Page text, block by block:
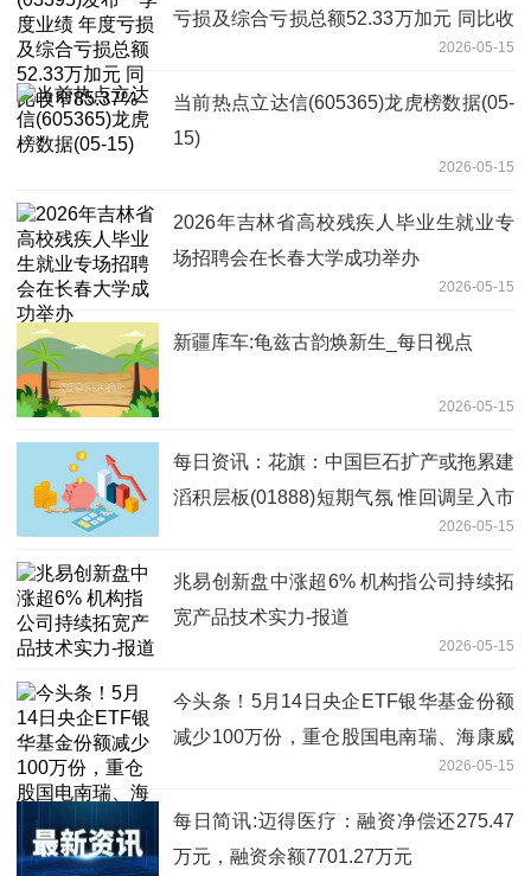
亏损及综合亏损总额52.33万加元 同比收
2026-05-15
当前热点立达信(605365)龙虎榜数据(05-
15)
2026-05-15
2026年吉林省高校残疾人毕业生就业专
场招聘会在长春大学成功举办
2026-05-15
新疆库车:龟兹古韵焕新生_每日视点
2026-05-15
每日资讯：花旗：中国巨石扩产或拖累建
滔积层板(01888)短期气氛 惟回调呈入市
2026-05-15
兆易创新盘中涨超6% 机构指公司持续拓
宽产品技术实力-报道
2026-05-15
今头条！5月14日央企ETF银华基金份额
减少100万份，重仓股国电南瑞、海康威
2026-05-15
每日简讯:迈得医疗：融资净偿还275.47
万元，融资余额7701.27万元